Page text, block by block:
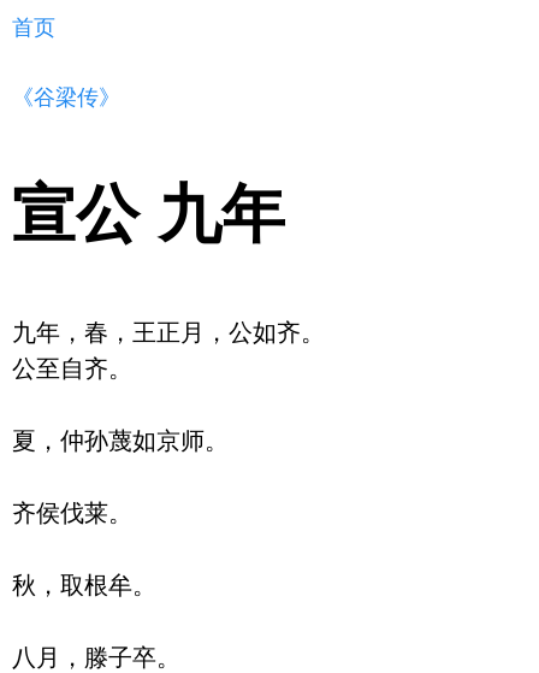
首页
《谷梁传》
宣公 九年
九年，春，王正月，公如齐。
公至自齐。
夏，仲孙蔑如京师。
齐侯伐莱。
秋，取根牟。
八月，滕子卒。